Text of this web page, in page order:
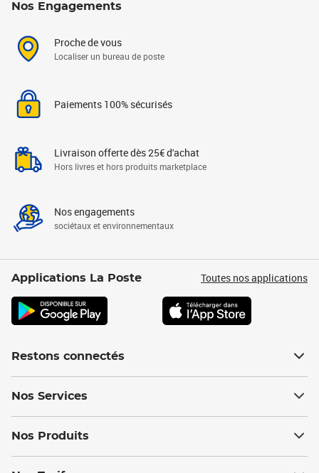
Nos Engagements
Proche de vous
Localiser un bureau de poste
Paiements 100% sécurisés
Livraison offerte dès 25€ d'achat
Hors livres et hors produits marketplace
Nos engagements
sociétaux et environnementaux
Applications La Poste Toutes nos applications
Restons connectés
Nos Services
Nos Produits